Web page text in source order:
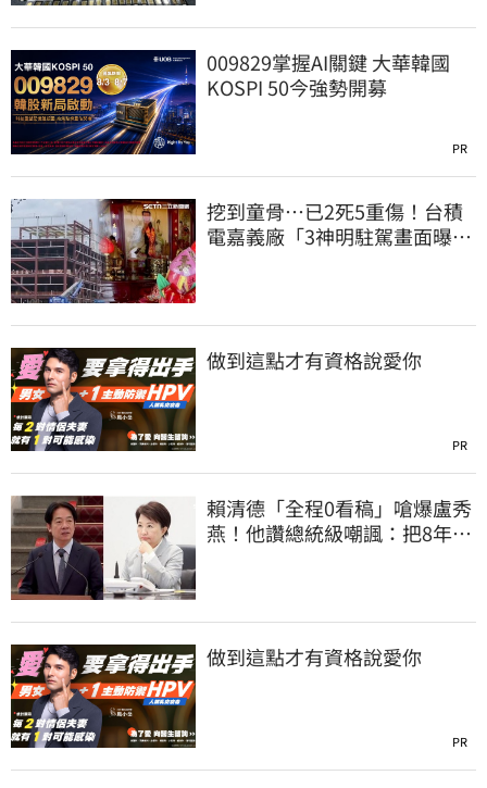
009829掌握AI關鍵 大華韓國
KOSPI 50今強勢開募
PR
挖到童骨…已2死5重傷！台積
電嘉義廠「3神明駐駕畫面曝
做到這點才有資格說愛你
PR
賴清德「全程0看稿」嗆爆盧秀
燕！他讚總統級嘲諷：把8年總
做到這點才有資格說愛你
PR